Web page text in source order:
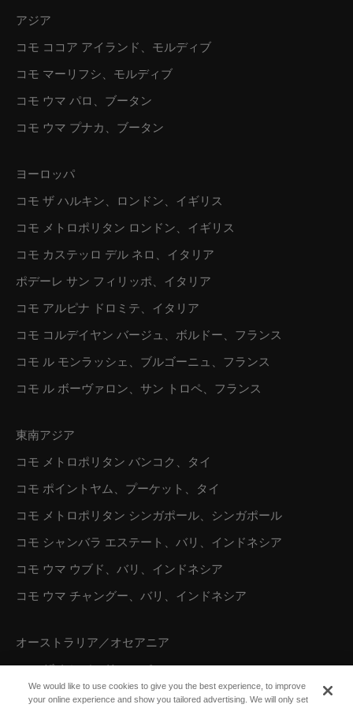
アジア
コモ ココア アイランド、モルディブ
コモ マーリフシ、モルディブ
コモ ウマ パロ、ブータン
コモ ウマ プナカ、ブータン
ヨーロッパ
コモ ザ ハルキン、ロンドン、イギリス
コモ メトロポリタン ロンドン、イギリス
コモ カステッロ デル ネロ、イタリア
ポデーレ サン フィリッポ、イタリア
コモ アルピナ ドロミテ、イタリア
コモ コルデイヤン バージュ、ボルドー、フランス
コモ ル モンラッシェ、ブルゴーニュ、フランス
コモ ル ボーヴァロン、サン トロペ、フランス
東南アジア
コモ メトロポリタン バンコク、タイ
コモ ポイントヤム、プーケット、タイ
コモ メトロポリタン シンガポール、シンガポール
コモ シャンバラ エステート、バリ、インドネシア
コモ ウマ ウブド、バリ、インドネシア
コモ ウマ チャングー、バリ、インドネシア
オーストラリア／オセアニア
We would like to use cookies to give you the best experience, to improve
your online experience and show you tailored advertising. We will only set